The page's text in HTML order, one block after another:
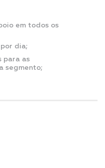
em todos os
dia;
para as
segmento;